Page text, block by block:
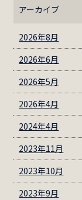
アーカイブ
2026年8月
2026年6月
2026年5月
2026年4月
2024年4月
2023年11月
2023年10月
2023年9月